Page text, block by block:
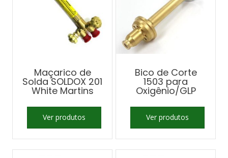
Maçarico de
Solda SOLDOX 201
White Martins
Ver produtos
Bico de Corte
1503 para
Oxigênio/GLP
Ver produtos